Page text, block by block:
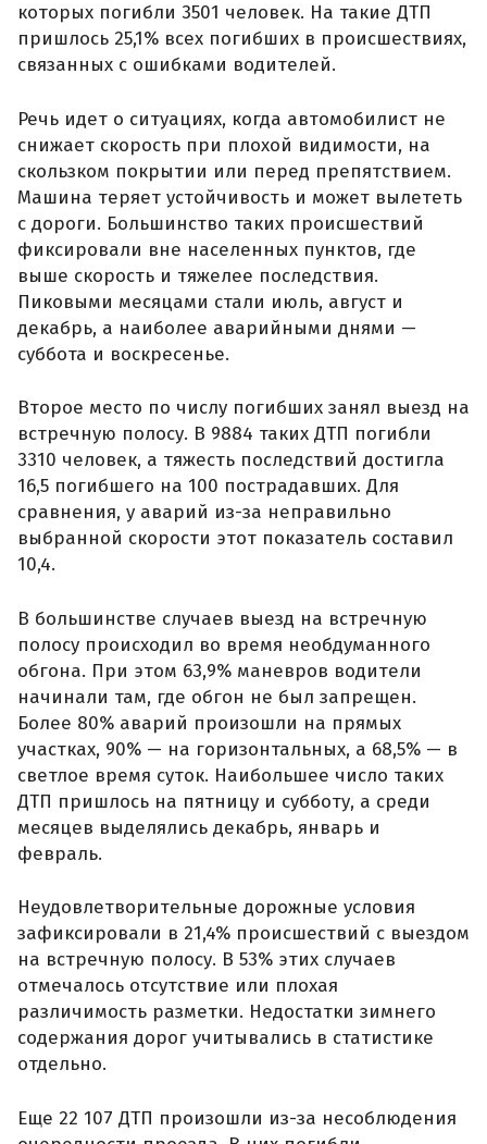
которых погибли 3501 человек. На такие ДТП
пришлось 25,1% всех погибших в происшествиях,
связанных с ошибками водителей.
Речь идет о ситуациях, когда автомобилист не
снижает скорость при плохой видимости, на
скользком покрытии или перед препятствием.
Машина теряет устойчивость и может вылететь
с дороги. Большинство таких происшествий
фиксировали вне населенных пунктов, где
выше скорость и тяжелее последствия.
Пиковыми месяцами стали июль, август и
декабрь, а наиболее аварийными днями —
суббота и воскресенье.
Второе место по числу погибших занял выезд на
встречную полосу. В 9884 таких ДТП погибли
3310 человек, а тяжесть последствий достигла
16,5 погибшего на 100 пострадавших. Для
сравнения, у аварий из-за неправильно
выбранной скорости этот показатель составил
10,4.
В большинстве случаев выезд на встречную
полосу происходил во время необдуманного
обгона. При этом 63,9% маневров водители
начинали там, где обгон не был запрещен.
Более 80% аварий произошли на прямых
участках, 90% — на горизонтальных, а 68,5% — в
светлое время суток. Наибольшее число таких
ДТП пришлось на пятницу и субботу, а среди
месяцев выделялись декабрь, январь и
февраль.
Неудовлетворительные дорожные условия
зафиксировали в 21,4% происшествий с выездом
на встречную полосу. В 53% этих случаев
отмечалось отсутствие или плохая
различимость разметки. Недостатки зимнего
содержания дорог учитывались в статистике
отдельно.
Еще 22 107 ДТП произошли из-за несоблюдения